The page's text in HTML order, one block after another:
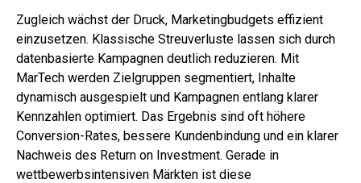
Zugleich wächst der Druck, Marketingbudgets effizient
einzusetzen. Klassische Streuverluste lassen sich durch
datenbasierte Kampagnen deutlich reduzieren. Mit
MarTech werden Zielgruppen segmentiert, Inhalte
dynamisch ausgespielt und Kampagnen entlang klarer
Kennzahlen optimiert. Das Ergebnis sind oft höhere
Conversion-Rates, bessere Kundenbindung und ein klarer
Nachweis des Return on Investment. Gerade in
wettbewerbsintensiven Märkten ist diese